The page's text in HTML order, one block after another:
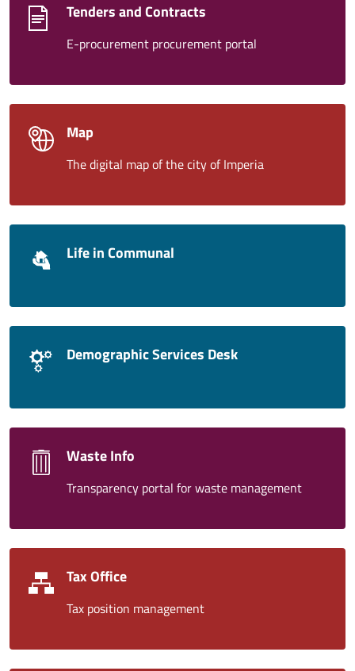
Tenders and Contracts
E-procurement procurement portal
Map
The digital map of the city of Imperia
Life in Communal
Demographic Services Desk
Waste Info
Transparency portal for waste management
Tax Office
Tax position management